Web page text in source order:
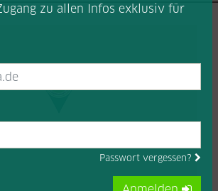
zu allen Infos exklusiv für
Passwort vergessen?